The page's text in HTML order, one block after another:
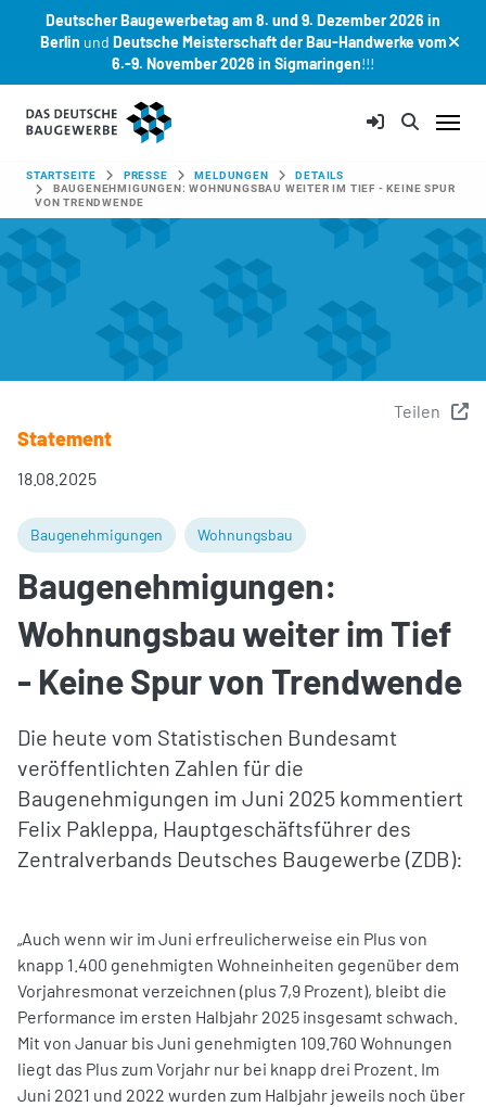
Deutscher Baugewerbetag am 8. und 9. Dezember 2026 in
Berlin und Deutsche Meisterschaft der Bau-Handwerke vom
6.-9. November 2026 in Sigmaringen!!!
Zum Hauptinhalt springen
SIE SIND HIER:
STARTSEITE PRESSE MELDUNGEN
DETAILS
BAUGENEHMIGUNGEN: WOHNUNGSBAU WEITER IM TIEF - KEINE SPUR
VON TRENDWENDE
Teilen
Statement
18.08.2025
Baugenehmigungen Wohnungsbau
Baugenehmigungen:
Wohnungsbau weiter im Tief
- Keine Spur von Trendwende
Die heute vom Statistischen Bundesamt
veröffentlichten Zahlen für die
Baugenehmigungen im Juni 2025 kommentiert
Felix Pakleppa, Hauptgeschäftsführer des
Zentralverbands Deutsches Baugewerbe (ZDB):
„Auch wenn wir im Juni erfreulicherweise ein Plus von
knapp 1.400 genehmigten Wohneinheiten gegenüber dem
Vorjahresmonat verzeichnen (plus 7,9 Prozent), bleibt die
Performance im ersten Halbjahr 2025 insgesamt schwach.
Mit von Januar bis Juni genehmigten 109.760 Wohnungen
liegt das Plus zum Vorjahr nur bei knapp drei Prozent. Im
Juni 2021 und 2022 wurden zum Halbjahr jeweils noch über